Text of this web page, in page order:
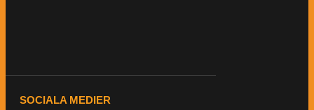
SOCIALA MEDIER